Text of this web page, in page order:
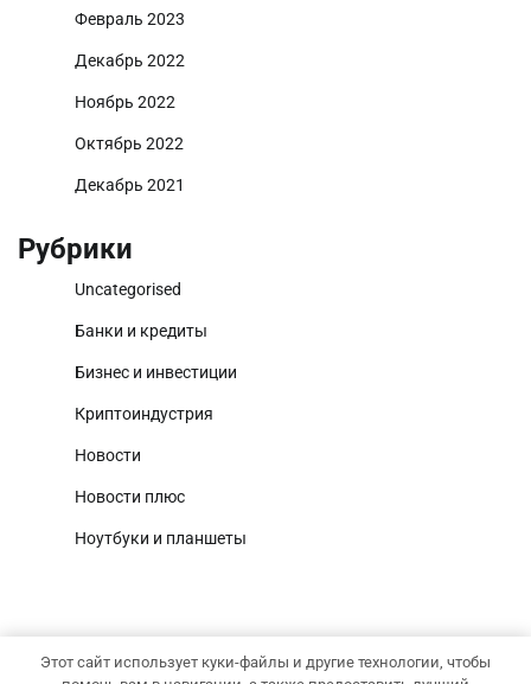
Февраль 2023
Декабрь 2022
Ноябрь 2022
Октябрь 2022
Декабрь 2021
Рубрики
Uncategorised
Банки и кредиты
Бизнес и инвестиции
Криптоиндустрия
Новости
Новости плюс
Ноутбуки и планшеты
Copyright © 2026Точка прибылиТема News Report от
Этот сайт использует куки-файлы и другие технологии, чтобы